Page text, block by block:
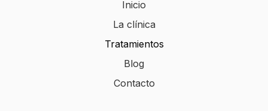
Inicio
La clínica
Tratamientos
Blog
Contacto